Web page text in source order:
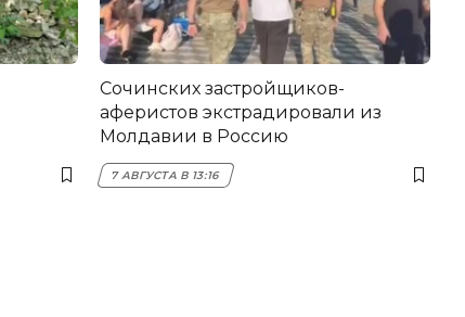
Сочинских застройщиков-
аферистов экстрадировали из
Молдавии в Россию
7 АВГУСТА В 13:16